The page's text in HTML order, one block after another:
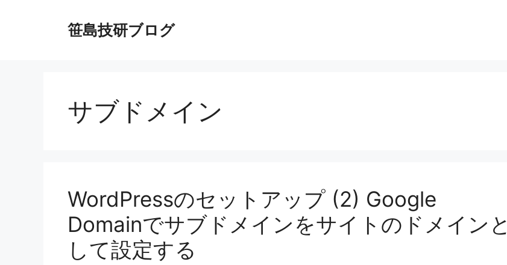
笹島技研ブログ
サブドメイン
WordPressのセットアップ (2) Google
Domainでサブドメインをサイトのドメインと
して設定する